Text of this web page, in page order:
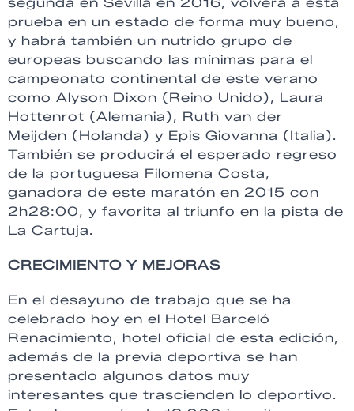
prueba en un estado de forma muy bueno,
y habrá también un nutrido grupo de
europeas buscando las mínimas para el
campeonato continental de este verano
como Alyson Dixon (Reino Unido), Laura
Hottenrot (Alemania), Ruth van der
Meijden (Holanda) y Epis Giovanna (Italia).
También se producirá el esperado regreso
de la portuguesa Filomena Costa,
ganadora de este maratón en 2015 con
2h28:00, y favorita al triunfo en la pista de
La Cartuja.
CRECIMIENTO Y MEJORAS
En el desayuno de trabajo que se ha
celebrado hoy en el Hotel Barceló
Renacimiento, hotel oficial de esta edición,
además de la previa deportiva se han
presentado algunos datos muy
interesantes que trascienden lo deportivo.